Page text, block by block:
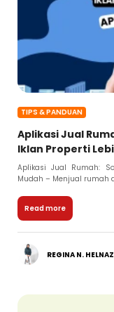
TIPS & PANDUAN
Aplikasi Jual
Iklan Properti
Aplikasi Jual Rumah:
Mudah – Menjual rumah
Read more
REGINA N. HELNAZ